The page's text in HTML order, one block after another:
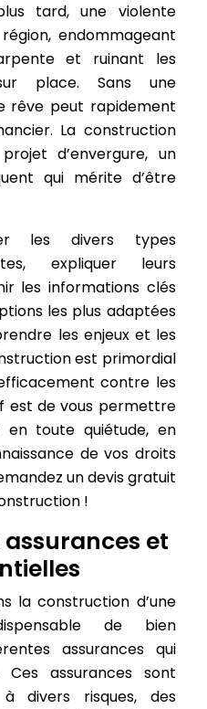
tard, une violente
endommageant
et ruinant les
place. Sans une
rêve peut rapidement
La construction
d’envergure, un
qui mérite d’être
les divers types
expliquer leurs
les informations clés
les plus adaptées
les enjeux et les
est primordial
contre les
est de vous permettre
toute quiétude, en
de vos droits
un devis gratuit
!
et
la construction d’une
de bien
assurances qui
assurances sont
divers risques, des